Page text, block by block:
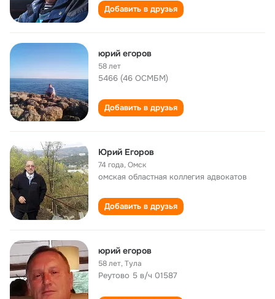
Добавить в друзья
юрий егоров
58 лет
5466 (46 ОСМБМ)
Добавить в друзья
Юрий Егоров
74 года,Омск
омская областная коллегия адвокатов
Добавить в друзья
юрий егоров
58 лет,Тула
Реутово 5 в/ч 01587